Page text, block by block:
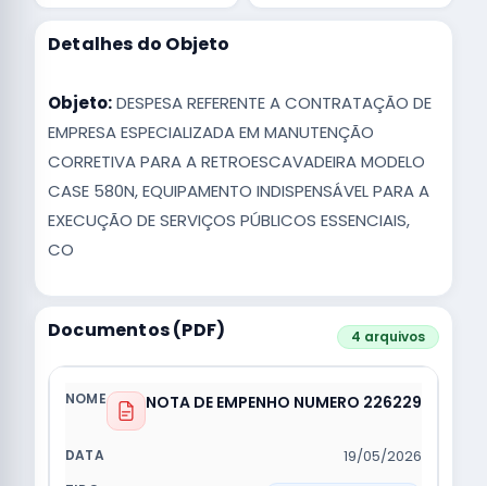
Detalhes do Objeto
Objeto:DESPESA REFERENTE A CONTRATAÇÃO DE
EMPRESA ESPECIALIZADA EM MANUTENÇÃO
CORRETIVA PARA A RETROESCAVADEIRA MODELO
CASE 580N, EQUIPAMENTO INDISPENSÁVEL PARA A
EXECUÇÃO DE SERVIÇOS PÚBLICOS ESSENCIAIS,
CO
Documentos (PDF) 4 arquivos
NOTA DE EMPENHO NUMERO 226229
19/05/2026